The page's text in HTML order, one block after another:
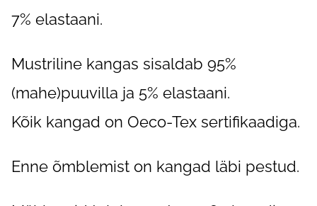
7% elastaani.
Mustriline kangas sisaldab 95%
(mahe)puuvilla ja 5% elastaani.
Kõik kangad on Oeco-Tex sertifikaadiga.
Enne õmblemist on kangad läbi pestud.